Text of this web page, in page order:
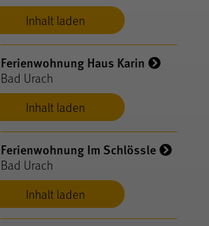
Inhalt laden
Inhalt laden
Ferienwohnung Haus Karin
Bad Urach
Inhalt laden
Ferienwohnung Im Schlössle
Bad Urach